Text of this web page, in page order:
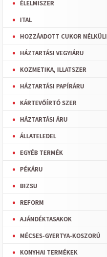
ÉLELMISZER
ITAL
HOZZÁADOTT CUKOR NÉLKÜLI
HÁZTARTÁSI VEGYIÁRU
KOZMETIKA, ILLATSZER
HÁZTARTÁSI PAPÍRÁRU
KÁRTEVŐÍRTÓ SZER
HÁZTARTÁSI ÁRU
ÁLLATELEDEL
EGYÉB TERMÉK
PÉKÁRU
BIZSU
REFORM
AJÁNDÉKTASAKOK
MÉCSES-GYERTYA-KOSZORÚ
KONYHAI TERMÉKEK